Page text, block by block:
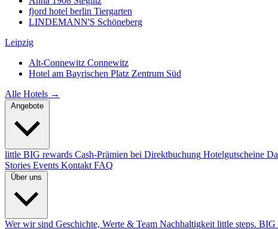
fjord hotel berlin Tiergarten
LINDEMANN'S Schöneberg
Leipzig
Alt-Connewitz Connewitz
Hotel am Bayrischen Platz Zentrum Süd
Alle Hotels →
little BIG rewards Cash-Prämien bei Direktbuchung Hotelgutscheine
Stories Events Kontakt FAQ
Wer wir sind Geschichte, Werte & Team Nachhaltigkeit little steps. BIG